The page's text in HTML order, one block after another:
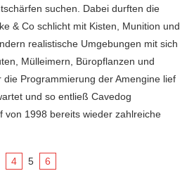
suchen. Dabei durften die
& Co schlicht mit Kisten, Munition und
realistische Umgebungen mit sich
Mülleimern, Büropflanzen und
die Programmierung der Amengine lief
und so entließ Cavedog
von 1998 bereits wieder zahlreiche
4 5 6